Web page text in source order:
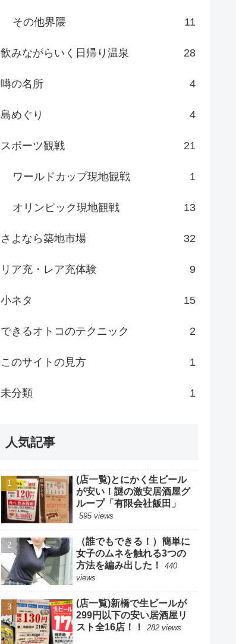
その他界隈 11
飲みながらいく日帰り温泉 28
噂の名所 4
島めぐり 4
スポーツ観戦 21
ワールドカップ現地観戦 1
オリンピック現地観戦 13
さよなら築地市場 32
リア充・レア充体験 9
小ネタ 15
できるオトコのテクニック 2
このサイトの見方 1
未分類 1
人気記事
(店一覧)とにかく生ビール
が安い！謎の激安居酒屋グ
ループ「有限会社飯田」
595 views
（誰でもできる！）簡単に
女子のムネを触れる3つの
方法を編み出した！
440
views
(店一覧)新橋で生ビールが
299円以下の安い居酒屋リ
スト全16店！！
282 views